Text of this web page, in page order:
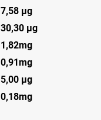
7,58 µg
30,30 µg
1,82mg
0,91mg
5,00 µg
0,18mg